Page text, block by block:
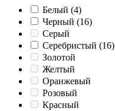
Белый (4)
Черный (16)
Серый
Серебристый (16)
Золотой
Желтый
Оранжевый
Розовый
Красный